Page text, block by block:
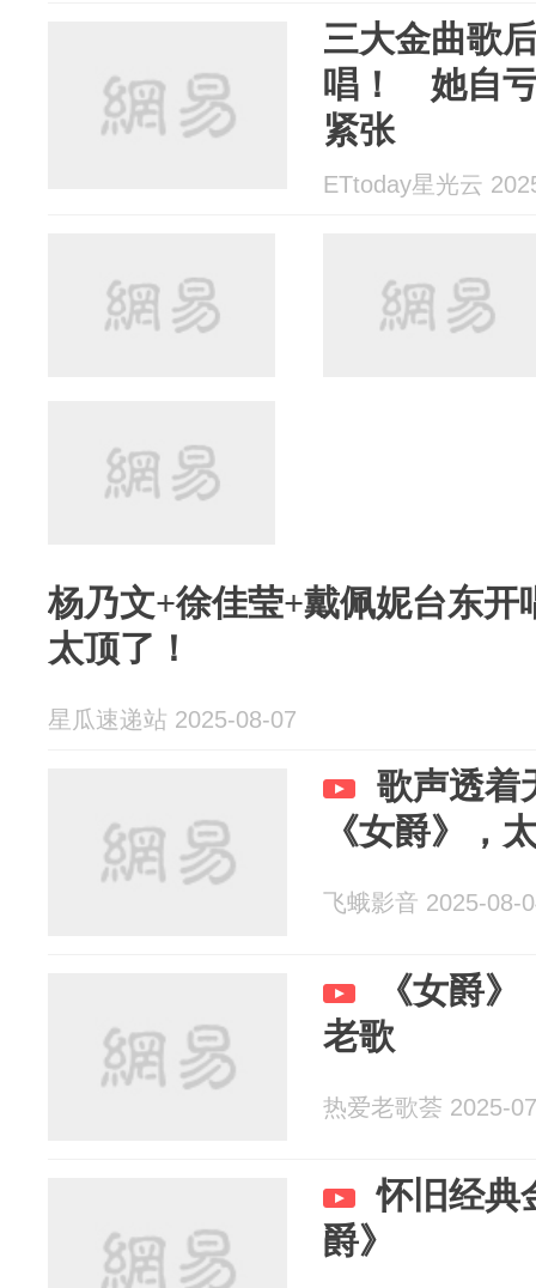
三大金曲歌
唱！ 她自亏
紧张
ETtoday星光云
杨乃文+徐佳莹+戴佩妮台东开
太顶了！
星瓜速递站 2025-08-07
歌声透着
《女爵》，
飞蛾影音 2025-08-
《女爵
老歌
热爱老歌荟 2025-
怀旧经典
爵》